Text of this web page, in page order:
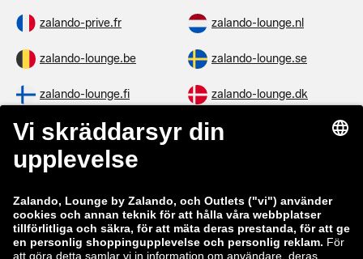
zalando-prive.fr zalando-lounge.nl
zalando-lounge.be zalando-lounge.se
zalando-lounge.fi zalando-lounge.dk
zalando-lounge.co.uk zalando-lounge.pl
zalando-prive.es
zalando-lounge.lt zalando-lounge.sk
zalando-lounge.ro zalando-lounge.hr